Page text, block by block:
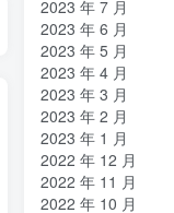
（11394期）2024视频号直播教程：视频号如何赚钱详细教学，一场直播30w营业额（37节）
2023 年 7 月
2023 年 6 月
2023 年 5 月
2023 年 4 月
2023 年 3 月
2023 年 2 月
2023 年 1 月
2022 年 12 月
2022 年 11 月
2022 年 10 月